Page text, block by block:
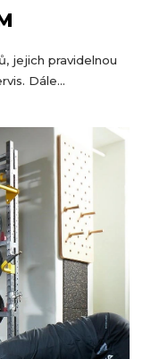
jejich pravidelnou
Dále...